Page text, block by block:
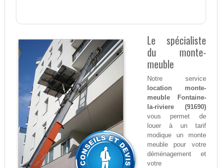
Le spécialiste
du monte-
meuble
Notre service
location monte-
meuble Fontaine-
la-riviere (91690)
vous permet de
louer à un tarif
modique un monte
meuble pour votre
déménagement et
votre